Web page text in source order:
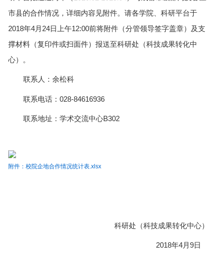
市县的合作情况，详细内容见附件。请各学院、科研平台于
2018年4月 24日上午12:00前将附件（分管领导签字盖章）及支
撑材料（复印件或扫面件）报送至科研处（科技成果转化中
心）。
联系人：余松科
联系电话： 028-84616936
联系地址：学术交流中心B302
附件：校院企地合作情况统计表.xlsx
科研处（科技成果转化中心）
2018年4月9日